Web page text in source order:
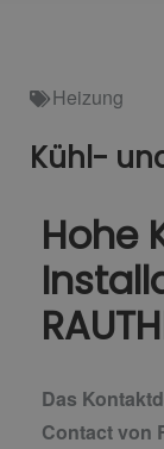
Heizung
Kühl-
Hohe
Das
Contact von